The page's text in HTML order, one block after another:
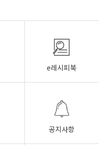
e레시피북
공지사항